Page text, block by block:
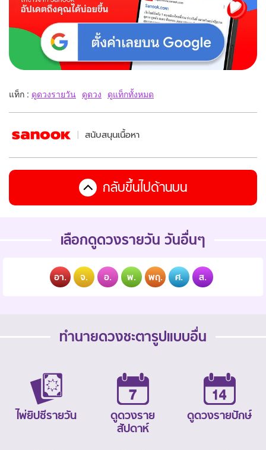
แท็ก : ดูดวงรายวัน ดูดวง ดูแท็กทั้งหมด
สนับสนุนเนื้อหา
กลับขึ้นไปด้านบน
เลือกดูดวงรายวัน วันอื่นๆ
อา. จ. อ. พ. พฤ. ศ. ส.
ทำนายดวงชะตารูปแบบอื่น
ไพ่ยิปซีรายวัน
ดูดวงราย
สัปดาห์
ดูดวงรายปักษ์